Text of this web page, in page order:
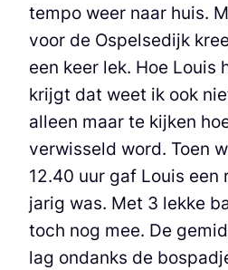
tempo weer naar huis.
voor de Ospelsedijk
een keer lek. Hoe Louis
krijgt dat weet ik ook
alleen maar te kijken
verwisseld word. Toen
12.40 uur gaf Louis een
jarig was. Met 3 lekke
toch nog mee. De
lag ondanks de